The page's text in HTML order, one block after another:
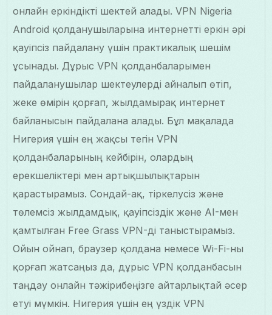
онлайн еркіндікті шектей алады. VPN Nigeria
Android қолданушыларына интернетті еркін әрі
қауіпсіз пайдалану үшін практикалық шешім
ұсынады. Дұрыс VPN қолданбаларымен
пайдаланушылар шектеулерді айналып өтіп,
жеке өмірін қорғап, жылдамырақ интернет
байланысын пайдалана алады. Бұл мақалада
Нигерия үшін ең жақсы тегін VPN
қолданбаларының кейбірін, олардың
ерекшеліктері мен артықшылықтарын
қарастырамыз. Сондай-ақ, тіркелусіз және
төлемсіз жылдамдық, қауіпсіздік және AI-мен
қамтылған Free Grass VPN-ді таныстырамыз.
Ойын ойнап, браузер қолдана немесе Wi-Fi-ны
қорғап жатсаңыз да, дұрыс VPN қолданбасын
таңдау онлайн тәжірибеңізге айтарлықтай әсер
етуі мүмкін. Нигерия үшін ең үздік VPN